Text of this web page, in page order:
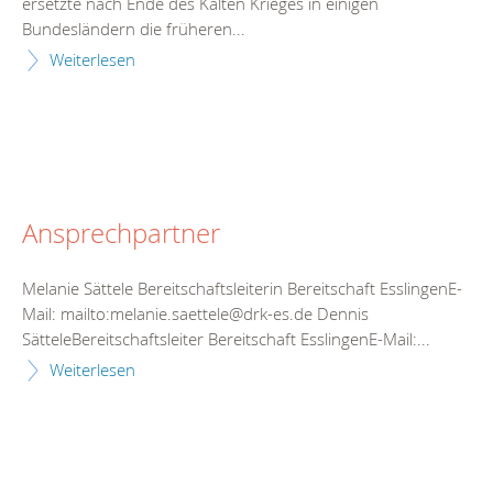
Bundesländern die früheren...
Weiterlesen
Ansprechpartner
Melanie Sättele Bereitschaftsleiterin Bereitschaft EsslingenE-
Mail: mailto:melanie.saettele@drk-es.de Dennis
SätteleBereitschaftsleiter Bereitschaft EsslingenE-Mail:...
Weiterlesen